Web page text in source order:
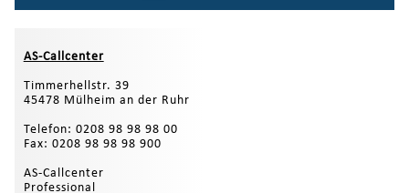
AS-Callcenter
Timmerhellstr. 39
45478 Mülheim an der Ruhr
Telefon: 0208 98 98 98 00
Fax: 0208 98 98 98 900
AS-Callcenter
Professional